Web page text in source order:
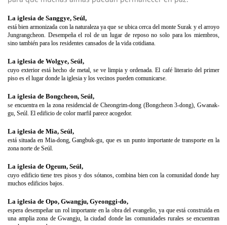
La iglesia de Sanggye, Seúl,
está bien armonizada con la naturaleza ya que se ubica cerca del monte Surak y el arroyo
Jungrangcheon. Desempeña el rol de un lugar de reposo no solo para los miembros,
sino también para los residentes cansados de la vida cotidiana.
La iglesia de Wolgye, Seúl,
cuyo exterior está hecho de metal, se ve limpia y ordenada. El café literario del primer
piso es el lugar donde la iglesia y los vecinos pueden comunicarse.
La iglesia de Bongcheon, Seúl,
se encuentra en la zona residencial de Cheongrim-dong (Bongcheon 3-dong), Gwanak-
gu, Seúl. El edificio de color marfil parece acogedor.
La iglesia de Mia, Seúl,
está situada en Mia-dong, Gangbuk-gu, que es un punto importante de transporte en la
zona norte de Seúl.
La iglesia de Ogeum, Seúl,
cuyo edificio tiene tres pisos y dos sótanos, combina bien con la comunidad donde hay
muchos edificios bajos.
La iglesia de Opo, Gwangju, Gyeonggi-do,
espera desempeñar un rol importante en la obra del evangelio, ya que está construida en
una amplia zona de Gwangju, la ciudad donde las comunidades rurales se encuentran